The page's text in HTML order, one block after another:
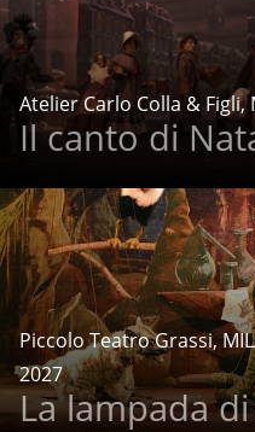
Atelier Carlo Colla & Figli,
Il canto di
Piccolo Teatro Grassi,
2027
La lampada